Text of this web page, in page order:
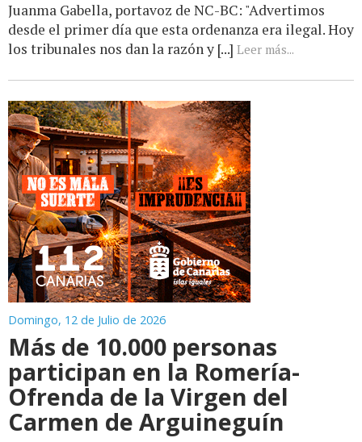
Juanma Gabella, portavoz de NC-BC: "Advertimos
desde el primer día que esta ordenanza era ilegal. Hoy
los tribunales nos dan la razón y [...] Leer más...
Domingo, 12 de Julio de 2026
Más de 10.000 personas
participan en la Romería-
Ofrenda de la Virgen del
Carmen de Arguineguín